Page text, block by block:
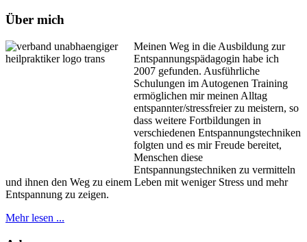
Über mich
Meinen Weg in die Ausbildung zur
Entspannungspädagogin habe ich
2007 gefunden. Ausführliche
Schulungen im Autogenen Training
ermöglichen mir meinen Alltag
entspannter/stressfreier zu meistern, so
dass weitere Fortbildungen in
verschiedenen Entspannungstechniken
folgten und es mir Freude bereitet,
Menschen diese
Entspannungstechniken zu vermitteln
und ihnen den Weg zu einem Leben mit weniger Stress und mehr
Entspannung zu zeigen.
Mehr lesen ...